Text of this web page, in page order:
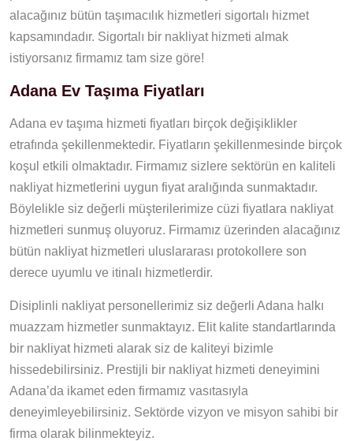
alacağınız bütün taşımacılık hizmetleri sigortalı hizmet
kapsamındadır. Sigortalı bir nakliyat hizmeti almak
istiyorsanız firmamız tam size göre!
Adana Ev Taşıma Fiyatları
Adana ev taşıma hizmeti fiyatları birçok değişiklikler
etrafında şekillenmektedir. Fiyatların şekillenmesinde birçok
koşul etkili olmaktadır. Firmamız sizlere sektörün en kaliteli
nakliyat hizmetlerini uygun fiyat aralığında sunmaktadır.
Böylelikle siz değerli müşterilerimize cüzi fiyatlara nakliyat
hizmetleri sunmuş oluyoruz. Firmamız üzerinden alacağınız
bütün nakliyat hizmetleri uluslararası protokollere son
derece uyumlu ve itinalı hizmetlerdir.
Disiplinli nakliyat personellerimiz siz değerli Adana halkı
muazzam hizmetler sunmaktayız. Elit kalite standartlarında
bir nakliyat hizmeti alarak siz de kaliteyi bizimle
hissedebilirsiniz. Prestijli bir nakliyat hizmeti deneyimini
Adana’da ikamet eden firmamız vasıtasıyla
deneyimleyebilirsiniz. Sektörde vizyon ve misyon sahibi bir
firma olarak bilinmekteyiz.